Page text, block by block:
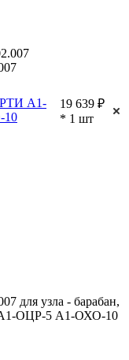
РТИ А1-
19 639 ₽
* 1 шт
для узла - барабан,
А1-ОЦР-5 А1-ОХО-10